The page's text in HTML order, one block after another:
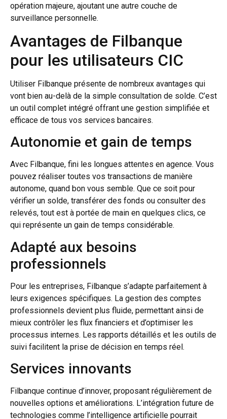
opération majeure, ajoutant une autre couche de
surveillance personnelle.
Avantages de Filbanque
pour les utilisateurs CIC
Utiliser Filbanque présente de nombreux avantages qui
vont bien au-delà de la simple consultation de solde. C’est
un outil complet intégré offrant une gestion simplifiée et
efficace de tous vos services bancaires.
Autonomie et gain de temps
Avec Filbanque, fini les longues attentes en agence. Vous
pouvez réaliser toutes vos transactions de manière
autonome, quand bon vous semble. Que ce soit pour
vérifier un solde, transférer des fonds ou consulter des
relevés, tout est à portée de main en quelques clics, ce
qui représente un gain de temps considérable.
Adapté aux besoins
professionnels
Pour les entreprises, Filbanque s’adapte parfaitement à
leurs exigences spécifiques. La gestion des comptes
professionnels devient plus fluide, permettant ainsi de
mieux contrôler les flux financiers et d’optimiser les
processus internes. Les rapports détaillés et les outils de
suivi facilitent la prise de décision en temps réel.
Services innovants
Filbanque continue d’innover, proposant régulièrement de
nouvelles options et améliorations. L’intégration future de
technologies comme l’intelligence artificielle pourrait